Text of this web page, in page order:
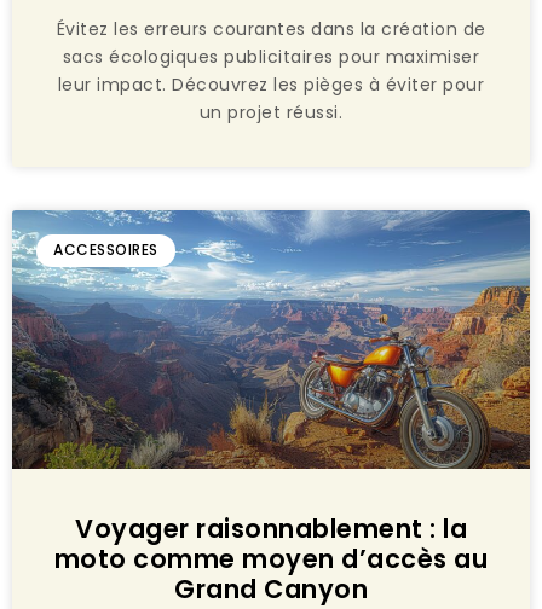
Évitez les erreurs courantes dans la création de
sacs écologiques publicitaires pour maximiser
leur impact. Découvrez les pièges à éviter pour
un projet réussi.
ACCESSOIRES
Voyager raisonnablement : la
moto comme moyen d’accès au
Grand Canyon